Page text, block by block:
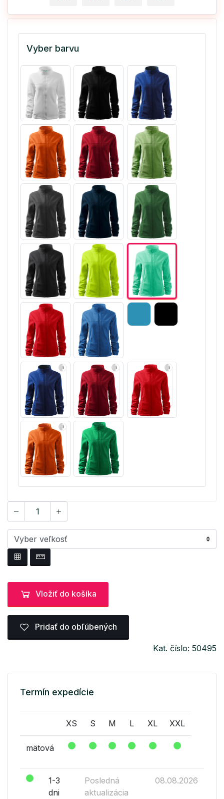
Vyber barvu
Vložiť do košíka
Pridať do obľúbených
Kat. číslo: 50495
Termín expedície
XS S M L XL XXL
mätová
1-3
dni
Posledná
aktualizácia
08.08.2026